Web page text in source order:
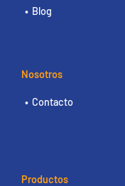
Blog
Nosotros
Contacto
Productos